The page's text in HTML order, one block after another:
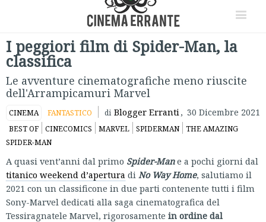
I peggiori film di Spider-Man, la
classifica
Le avventure cinematografiche meno riuscite
dell'Arrampicamuri Marvel
CINEMA FANTASTICO di Blogger Erranti, 30 Dicembre 2021
BEST OF CINECOMICS MARVEL SPIDERMAN
THE AMAZING
SPIDER-MAN
A quasi vent’anni dal primo Spider-Mane a pochi giorni dal
titanico weekend d’apertura di No Way Home, salutiamo il
2021 con un classificone in due parti contenente tutti i film
Sony-Marvel dedicati alla saga cinematografica del
Tessiragnatele Marvel, rigorosamente in ordine dal